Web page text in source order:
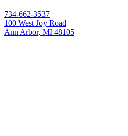
734-662-3537
100 West Joy Road
Ann Arbor, MI 48105